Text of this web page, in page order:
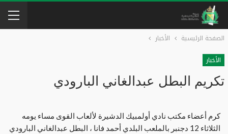
الصفحة الرئيسية
الأخبار
الأخبار
تكريم البطل عبدالغاني البارودي
كرم أعضاء مكتب نادي أولمبيك الدشيرة لألعاب القوى مساء يومه
الثلاثاء 12 دجنبر بالملعب البلدي أحمد فانا ، البطل عبدالغاني البارودي